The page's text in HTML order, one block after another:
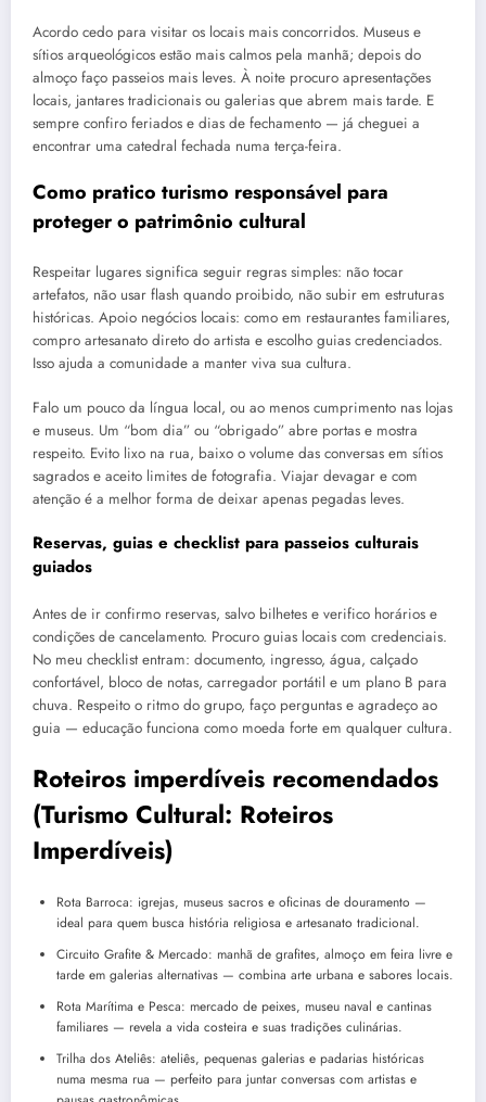
Acordo cedo para visitar os locais mais concorridos. Museus e
sítios arqueológicos estão mais calmos pela manhã; depois do
almoço faço passeios mais leves. À noite procuro apresentações
locais, jantares tradicionais ou galerias que abrem mais tarde. E
sempre confiro feriados e dias de fechamento — já cheguei a
encontrar uma catedral fechada numa terça-feira.
Como pratico turismo responsável para
proteger o patrimônio cultural
Respeitar lugares significa seguir regras simples: não tocar
artefatos, não usar flash quando proibido, não subir em estruturas
históricas. Apoio negócios locais: como em restaurantes familiares,
compro artesanato direto do artista e escolho guias credenciados.
Isso ajuda a comunidade a manter viva sua cultura.
Falo um pouco da língua local, ou ao menos cumprimento nas lojas
e museus. Um “bom dia” ou “obrigado” abre portas e mostra
respeito. Evito lixo na rua, baixo o volume das conversas em sítios
sagrados e aceito limites de fotografia. Viajar devagar e com
atenção é a melhor forma de deixar apenas pegadas leves.
Reservas, guias e checklist para passeios culturais
guiados
Antes de ir confirmo reservas, salvo bilhetes e verifico horários e
condições de cancelamento. Procuro guias locais com credenciais.
No meu checklist entram: documento, ingresso, água, calçado
confortável, bloco de notas, carregador portátil e um plano B para
chuva. Respeito o ritmo do grupo, faço perguntas e agradeço ao
guia — educação funciona como moeda forte em qualquer cultura.
Roteiros imperdíveis recomendados
(Turismo Cultural: Roteiros
Imperdíveis)
Rota Barroca: igrejas, museus sacros e oficinas de douramento —
ideal para quem busca história religiosa e artesanato tradicional.
Circuito Grafite & Mercado: manhã de grafites, almoço em feira livre e
tarde em galerias alternativas — combina arte urbana e sabores locais.
Rota Marítima e Pesca: mercado de peixes, museu naval e cantinas
familiares — revela a vida costeira e suas tradições culinárias.
Trilha dos Ateliês: ateliês, pequenas galerias e padarias históricas
numa mesma rua — perfeito para juntar conversas com artistas e